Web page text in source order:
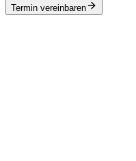
Termin vereinbaren